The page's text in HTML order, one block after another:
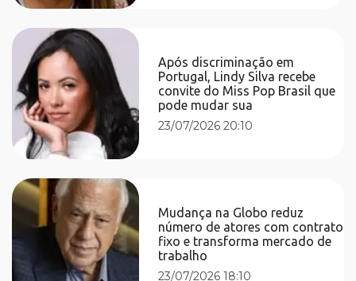
Após discriminação em
Portugal, Lindy Silva recebe
convite do Miss Pop Brasil que
pode mudar sua
23/07/2026 20:10
Mudança na Globo reduz
número de atores com contrato
fixo e transforma mercado de
trabalho
23/07/2026 18:10